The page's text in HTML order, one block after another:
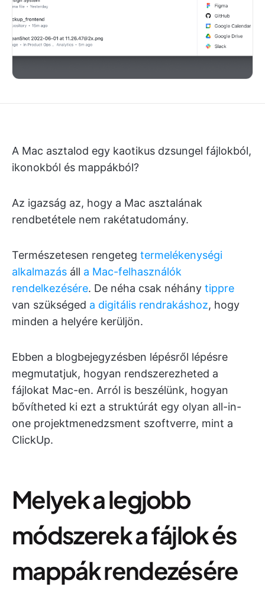
A Mac asztalod egy kaotikus dzsungel fájlokból,
ikonokból és mappákból?
Az igazság az, hogy a Mac asztalának
rendbetétele nem rakétatudomány.
Természetesen rengeteg termelékenységi
alkalmazás áll a Mac-felhasználók
rendelkezésére. De néha csak néhány tippre
van szükséged a digitális rendrakáshoz, hogy
minden a helyére kerüljön.
Ebben a blogbejegyzésben lépésről lépésre
megmutatjuk, hogyan rendszerezheted a
fájlokat Mac-en. Arról is beszélünk, hogyan
bővítheted ki ezt a struktúrát egy olyan all-in-
one projektmenedzsment szoftverre, mint a
ClickUp.
Melyek a legjobb
módszerek a fájlok és
mappák rendezésére